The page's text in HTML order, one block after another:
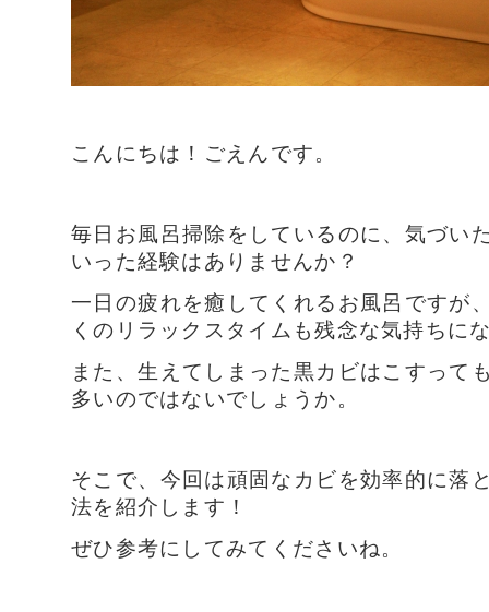
こんにちは！ごえんです。
毎日お風呂掃除をしているのに、気づ
いった経験はありませんか？
一日の疲れを癒してくれるお風呂ですが
くのリラックスタイムも残念な気持ちに
また、生えてしまった黒カビはこすって
多いのではないでしょうか。
そこで、今回は頑固なカビを効率的に落
法を紹介します！
ぜひ参考にしてみてくださいね。